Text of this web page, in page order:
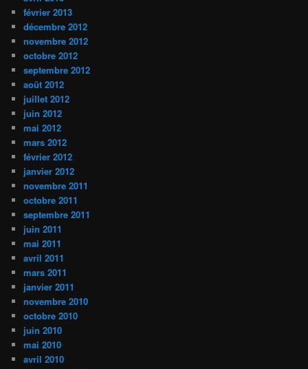
février 2013
décembre 2012
novembre 2012
octobre 2012
septembre 2012
août 2012
juillet 2012
juin 2012
mai 2012
mars 2012
février 2012
janvier 2012
novembre 2011
octobre 2011
septembre 2011
juin 2011
mai 2011
avril 2011
mars 2011
janvier 2011
novembre 2010
octobre 2010
juin 2010
mai 2010
avril 2010